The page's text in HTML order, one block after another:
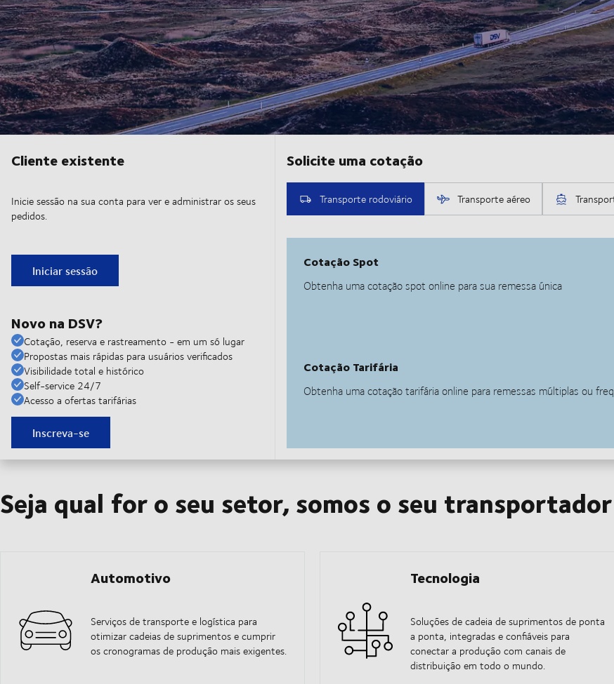
Cliente existente
Inicie sessão na sua conta para ver e administrar os seus
pedidos.
Iniciar sessão
Novo na DSV?
Cotação, reserva e rastreamento - em um só lugar
Propostas mais rápidas para usuários verificados
Visibilidade total e histórico
Self-service 24/7
Acesso a ofertas tarifárias
Inscreva-se
Seja qual for o seu setor, somos o seu
Automotivo
Serviços de transporte e logística para
otimizar cadeias de suprimentos e cumprir
os cronogramas de produção mais exigentes.
Tecnologia
Soluções de cadeia de suprimentos de ponta
a ponta, integradas e confiáveis para
conectar a produção com canais de
distribuição em todo o mundo.